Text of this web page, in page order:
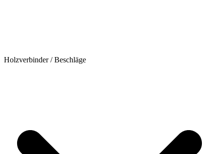
Holzverbinder / Beschläge